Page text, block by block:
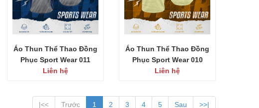
Áo Thun Thể Thao Đồng
Phục Sport Wear 011
Liên hệ
Áo Thun Thể Thao Đồng
Phục Sport Wear 010
Liên hệ
|<<
Trước 1 2 3 4 5 Sau >>|